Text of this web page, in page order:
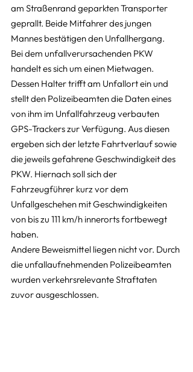
am Straßenrand geparkten Transporter
geprallt. Beide Mitfahrer des jungen
Mannes bestätigen den Unfallhergang.
Bei dem unfallverursachenden PKW
handelt es sich um einen Mietwagen.
Dessen Halter trifft am Unfallort ein und
stellt den Polizeibeamten die Daten eines
von ihm im Unfallfahrzeug verbauten
GPS-Trackers zur Verfügung. Aus diesen
ergeben sich der letzte Fahrtverlauf sowie
die jeweils gefahrene Geschwindigkeit des
PKW. Hiernach soll sich der
Fahrzeugführer kurz vor dem
Unfallgeschehen mit Geschwindigkeiten
von bis zu 111 km/h innerorts fortbewegt
haben.
Andere Beweismittel liegen nicht vor. Durch
die unfallaufnehmenden Polizeibeamten
wurden verkehrsrelevante Straftaten
zuvor ausgeschlossen.